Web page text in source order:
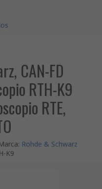
CAN-FD
RTH-K9
RTE,
: Rohde & Schwarz
K9